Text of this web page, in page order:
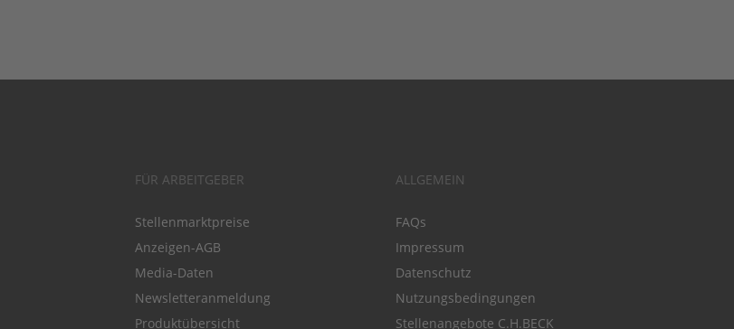
FÜR ARBEITGEBER
Stellenmarktpreise
Anzeigen-AGB
Media-Daten
Newsletteranmeldung
Produktübersicht
ALLGEMEIN
FAQs
Impressum
Datenschutz
Nutzungsbedingungen
Stellenangebote C.H.BECK